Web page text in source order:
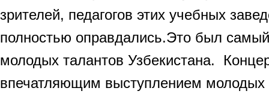
зрителей, педагогов этих учебных
полностью оправдались.Это был
молодых талантов Узбекистана.
впечатляющим выступлением молодых